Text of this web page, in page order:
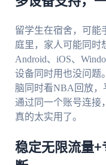
留学生在宿舍，可能
庭里，家人可能同时
Android、iOS、
设备同时用也没问题
脑同时看NBA回放
通过同一个账号连接
真的太实用了。
稳定无限流量+